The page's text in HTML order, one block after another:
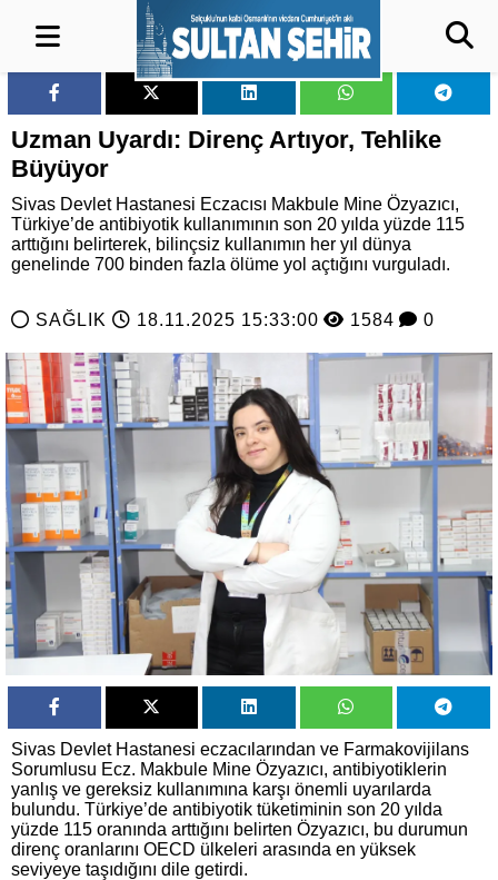
Uzman Uyardı: Direnç Artıyor, Tehlike
Büyüyor
Sivas Devlet Hastanesi Eczacısı Makbule Mine Özyazıcı,
Türkiye’de antibiyotik kullanımının son 20 yılda yüzde 115
arttığını belirterek, bilinçsiz kullanımın her yıl dünya
genelinde 700 binden fazla ölüme yol açtığını vurguladı.
SAĞLIK 18.11.2025 15:33:00 1584 0
Sivas Devlet Hastanesi eczacılarından ve Farmakovijilans
Sorumlusu Ecz. Makbule Mine Özyazıcı, antibiyotiklerin
yanlış ve gereksiz kullanımına karşı önemli uyarılarda
bulundu. Türkiye’de antibiyotik tüketiminin son 20 yılda
yüzde 115 oranında arttığını belirten Özyazıcı, bu durumun
direnç oranlarını OECD ülkeleri arasında en yüksek
seviyeye taşıdığını dile getirdi.